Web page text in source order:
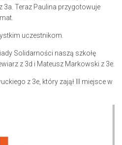
3a. Teraz Paulina przygotowuje
uczestnikom.
Solidarności naszą szkołę
z 3d i Mateusz Markowski z 3e.
z 3e, który zajął III miejsce w